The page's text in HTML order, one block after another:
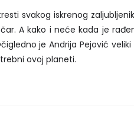
svakog iskrenog
A kako i neće kada je
je Andrija Pejović
ovoj planeti.